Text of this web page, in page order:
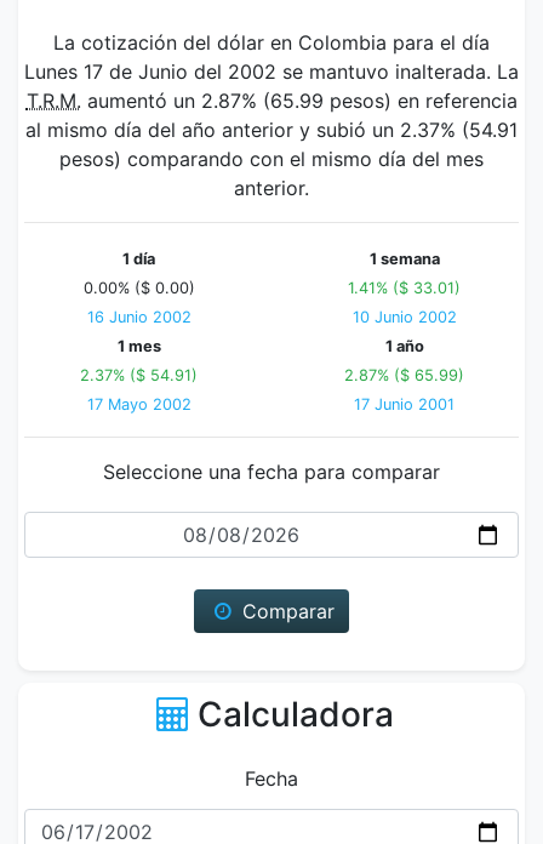
La cotización del dólar en Colombia para el día
Lunes 17 de Junio del 2002 se mantuvo inalterada. La
T.R.M. aumentó un 2.87% (65.99 pesos) en referencia
al mismo día del año anterior y subió un 2.37% (54.91
pesos) comparando con el mismo día del mes
anterior.
1 día
0.00% ($ 0.00)
16 Junio 2002
1 semana
1.41% ($ 33.01)
10 Junio 2002
1 mes
2.37% ($ 54.91)
17 Mayo 2002
1 año
2.87% ($ 65.99)
17 Junio 2001
Seleccione una fecha para comparar
Fecha
Comparar
Calculadora
Fecha